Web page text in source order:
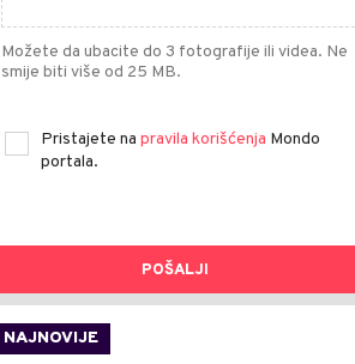
Možete da ubacite do 3 fotografije ili videa. Ne
smije biti više od 25 MB.
Pristajete na pravila korišćenja Mondo
portala.
POŠALJI
NAJNOVIJE